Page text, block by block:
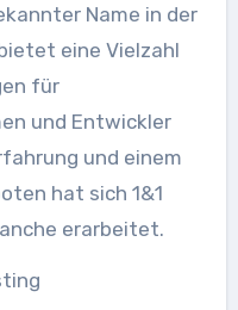
Name in der
eine Vielzahl
für
und Entwickler
und einem
hat sich 1&1
erarbeitet.